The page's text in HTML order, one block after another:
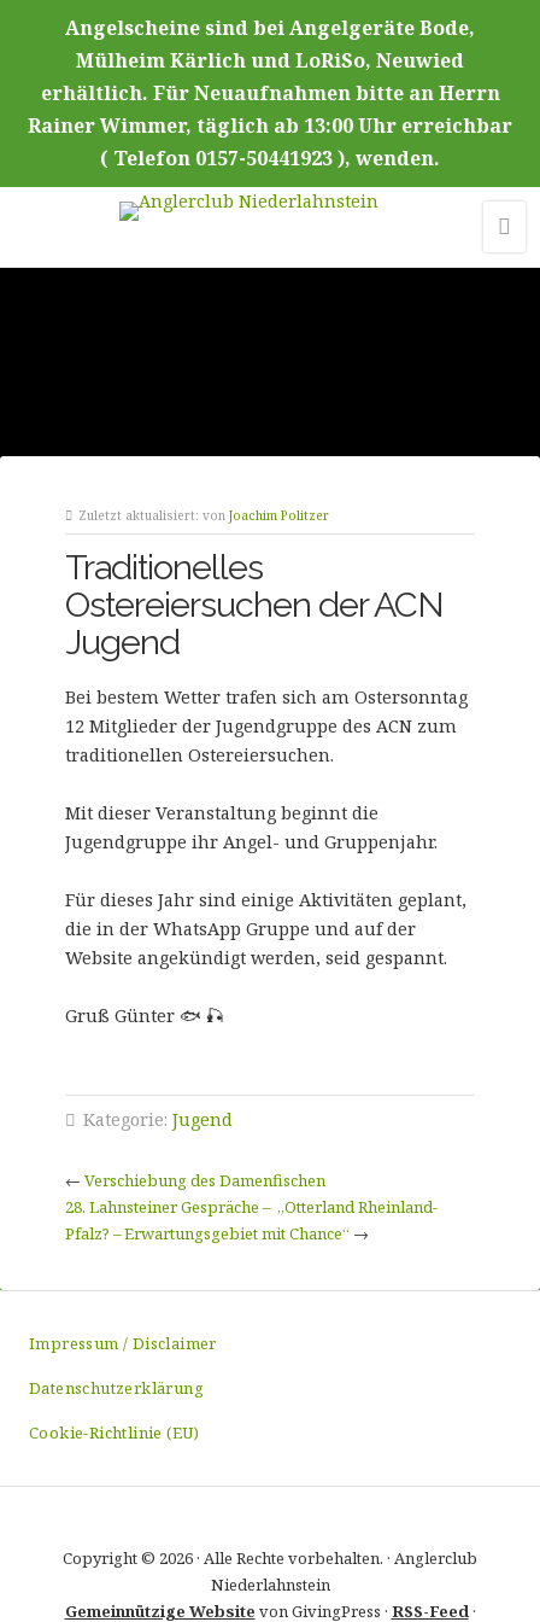
Angelscheine sind bei Angelgeräte Bode,
Mülheim Kärlich und LoRiSo, Neuwied
erhältlich. Für Neuaufnahmen bitte an Herrn
Rainer Wimmer, täglich ab 13:00 Uhr erreichbar
( Telefon 0157-50441923 ), wenden.
Zuletzt aktualisiert: von Joachim Politzer
Traditionelles
Ostereiersuchen der ACN
Jugend
Bei bestem Wetter trafen sich am Ostersonntag
12 Mitglieder der Jugendgruppe des ACN zum
traditionellen Ostereiersuchen.
Mit dieser Veranstaltung beginnt die
Jugendgruppe ihr Angel- und Gruppenjahr.
Für dieses Jahr sind einige Aktivitäten geplant,
die in der WhatsApp Gruppe und auf der
Website angekündigt werden, seid gespannt.
Gruß Günter 🐟 🎣
Kategorie: Jugend
← Verschiebung des Damenfischen
28. Lahnsteiner Gespräche – „Otterland Rheinland-
Pfalz? – Erwartungsgebiet mit Chance“→
Impressum / Disclaimer
Datenschutzerklärung
Cookie-Richtlinie (EU)
Copyright © 2026 · Alle Rechte vorbehalten. · Anglerclub
Niederlahnstein
Gemeinnützige Website von GivingPress · RSS-Feed·